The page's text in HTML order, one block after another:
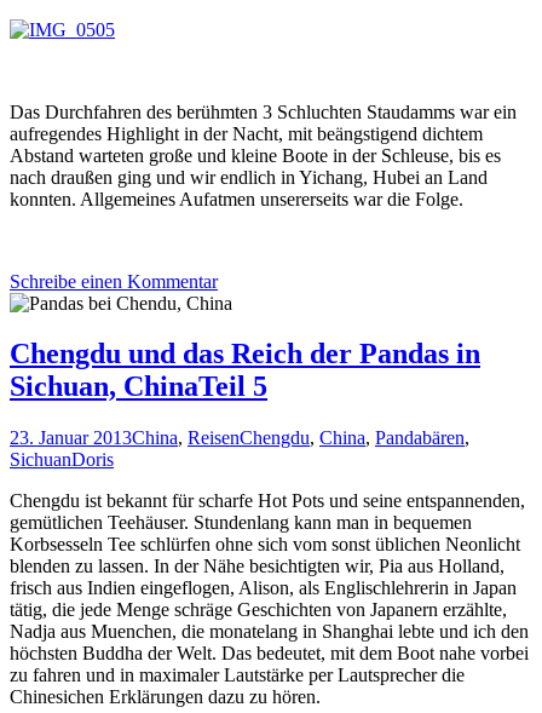
Das Durchfahren des berühmten 3 Schluchten Staudamms war ein
aufregendes Highlight in der Nacht, mit beängstigend dichtem
Abstand warteten große und kleine Boote in der Schleuse, bis es
nach draußen ging und wir endlich in Yichang, Hubei an Land
konnten. Allgemeines Aufatmen unsererseits war die Folge.
Schreibe einen Kommentar
Chengdu und das Reich der Pandas in
Sichuan, ChinaTeil 5
23. Januar 2013China, ReisenChengdu, China, Pandabären,
SichuanDoris
Chengdu ist bekannt für scharfe Hot Pots und seine entspannenden,
gemütlichen Teehäuser. Stundenlang kann man in bequemen
Korbsesseln Tee schlürfen ohne sich vom sonst üblichen Neonlicht
blenden zu lassen. In der Nähe besichtigten wir, Pia aus Holland,
frisch aus Indien eingeflogen, Alison, als Englischlehrerin in Japan
tätig, die jede Menge schräge Geschichten von Japanern erzählte,
Nadja aus Muenchen, die monatelang in Shanghai lebte und ich den
höchsten Buddha der Welt. Das bedeutet, mit dem Boot nahe vorbei
zu fahren und in maximaler Lautstärke per Lautsprecher die
Chinesichen Erklärungen dazu zu hören.